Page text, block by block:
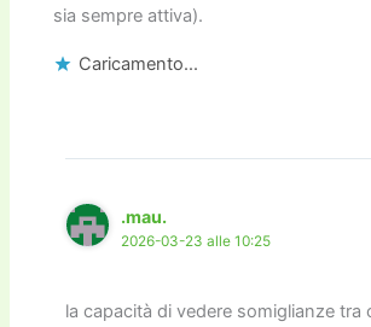
sia sempre attiva).
Caricamento...
.mau.
2026-03-23 alle 10:25
la capacità di vedere somiglianze tra